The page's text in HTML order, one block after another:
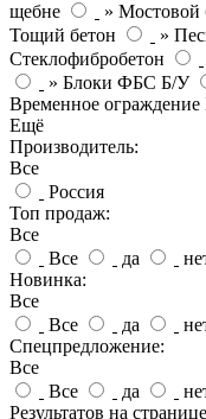
щебне
» Мостовой
Тощий бетон
»
Стеклофибробетон
» Блоки ФБС Б/У
Временное
Ещё
Производитель:
Все
Россия
Топ продаж:
Все
Все
да
Новинка:
Все
Все
да
Спецпредложение:
Все
Все
да
Результатов на